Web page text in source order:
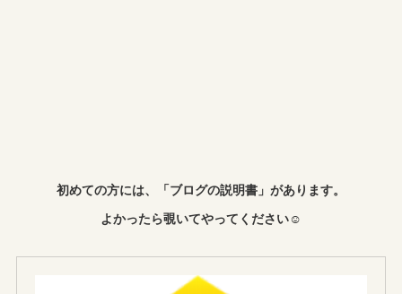
初めての方には、「ブログの説明書」があります。
よかったら覗いてやってください☺︎